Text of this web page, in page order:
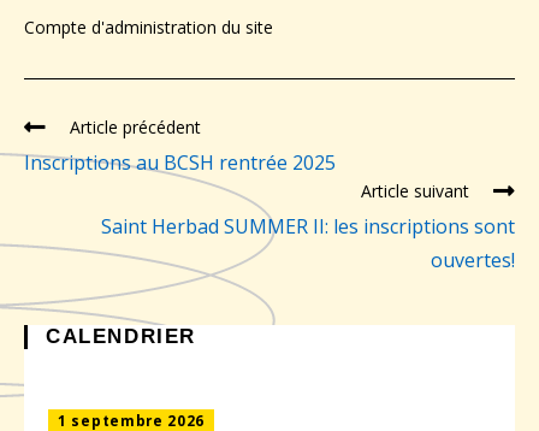
Compte d'administration du site
Article précédent
Inscriptions au BCSH rentrée 2025
Article suivant
Saint Herbad SUMMER II: les inscriptions sont
ouvertes!
CALENDRIER
1 septembre 2026